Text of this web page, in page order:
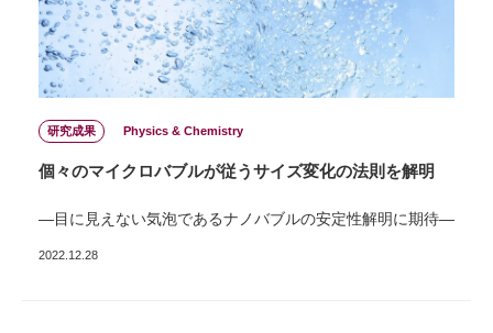
研究成果 Physics & Chemistry
個々のマイクロバブルが従うサイズ変化の法則を解明
―目に見えない気泡であるナノバブルの安定性解明に期待―
2022.12.28